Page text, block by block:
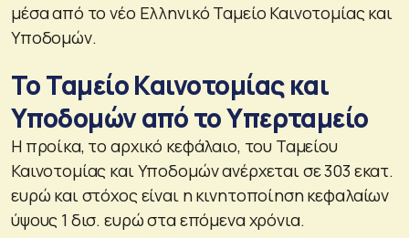
μέσα από το νέο Ελληνικό Ταμείο Καινοτομίας και
Υποδομών.
Το Ταμείο Καινοτομίας και
Υποδομών από το Υπερταμείο
Η προίκα, το αρχικό κεφάλαιο, του Ταμείου
Καινοτομίας και Υποδομών ανέρχεται σε 303 εκατ.
ευρώ και στόχος είναι η κινητοποίηση κεφαλαίων
ύψους 1 δισ. ευρώ στα επόμενα χρόνια.